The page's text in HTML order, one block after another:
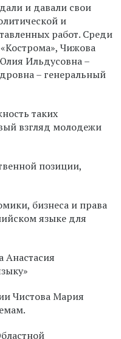
и давали свои
и
работ. Среди
Чижова
Ильдусовна –
– генеральный
таких
взгляд молодежи
позиции,
бизнеса и права
языке для
Анастасия
Чистова Мария